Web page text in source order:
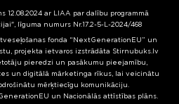
12.08.2024 ar LIAA par dalību programmā
līguma numurs Nr.17.2-5-L-2024/468
fonda “NextGenerationEU” un
projekta ietvaros izstrādāta Stirnubuks.lv
pieredzi un pasākumu pieejamību,
un digitālā mārketinga rīkus, lai veicinātu
mērķtiecīgu komunikāciju.
un Nacionālās attīstības plāns.